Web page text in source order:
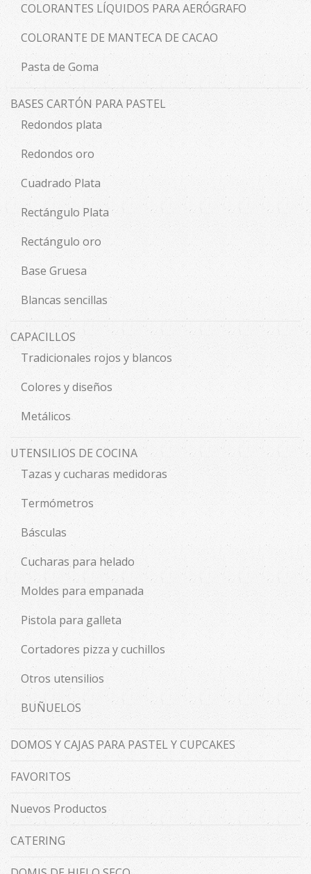
COLORANTES LÍQUIDOS PARA AERÓGRAFO
COLORANTE DE MANTECA DE CACAO
Pasta de Goma
BASES CARTÓN PARA PASTEL
Redondos plata
Redondos oro
Cuadrado Plata
Rectángulo Plata
Rectángulo oro
Base Gruesa
Blancas sencillas
CAPACILLOS
Tradicionales rojos y blancos
Colores y diseños
Metálicos
UTENSILIOS DE COCINA
Tazas y cucharas medidoras
Termómetros
Básculas
Cucharas para helado
Moldes para empanada
Pistola para galleta
Cortadores pizza y cuchillos
Otros utensilios
BUÑUELOS
DOMOS Y CAJAS PARA PASTEL Y CUPCAKES
FAVORITOS
Nuevos Productos
CATERING